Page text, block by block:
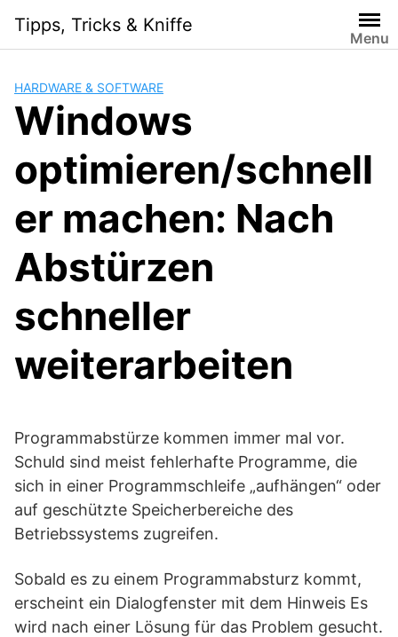
content
Tipps, Tricks & Kniffe
Menu
HARDWARE & SOFTWARE
Windows
optimieren/schnell
er machen: Nach
Abstürzen
schneller
weiterarbeiten
Programmabstürze kommen immer mal vor.
Schuld sind meist fehlerhafte Programme, die
sich in einer Programmschleife „aufhängen“ oder
auf geschützte Speicherbereiche des
Betriebssystems zugreifen.
Sobald es zu einem Programmabsturz kommt,
erscheint ein Dialogfenster mit dem Hinweis Es
wird nach einer Lösung für das Problem gesucht.